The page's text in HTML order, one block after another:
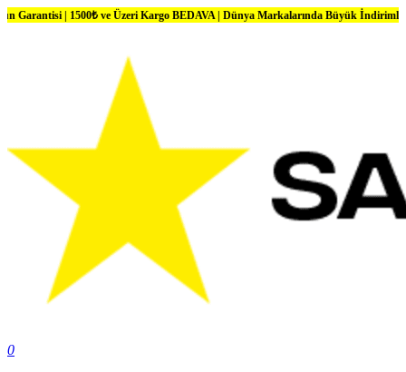
1500₺ ve Üzeri Kargo BEDAVA | Dünya Markalarında Büyük İndirimler
0